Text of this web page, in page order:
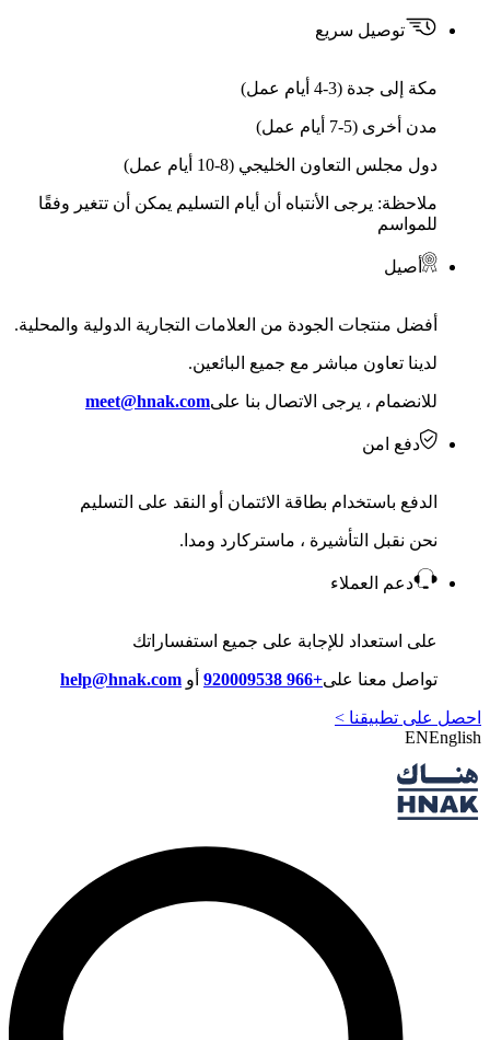
توصيل سريع
مكة إلى جدة (3-4 أيام عمل)
مدن أخرى (5-7 أيام عمل)
دول مجلس التعاون الخليجي (8-10 أيام عمل)
ملاحظة: يرجى الأنتباه أن أيام التسليم يمكن أن تتغير وفقًا
للمواسم
أصيل
أفضل منتجات الجودة من العلامات التجارية الدولية والمحلية.
لدينا تعاون مباشر مع جميع البائعين.
للانضمام ، يرجى الاتصال بنا علىmeet@hnak.com
دفع امن
الدفع باستخدام بطاقة الائتمان أو النقد على التسليم
نحن نقبل التأشيرة ، ماستركارد ومدا.
دعم العملاء
على استعداد للإجابة على جميع استفساراتك
تواصل معنا على+966 920009538 أو help@hnak.com
احصل على تطبيقنا >
ENEnglish